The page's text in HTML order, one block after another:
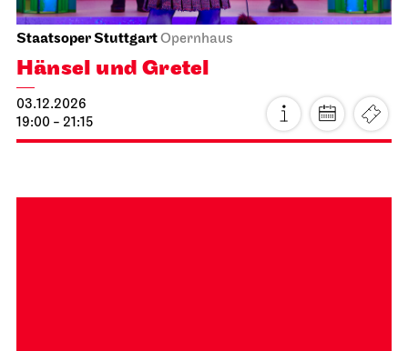
Stuttgarter BallettOpernhaus
Romeo und Julia
15.11.2026
19:00 - 22:00